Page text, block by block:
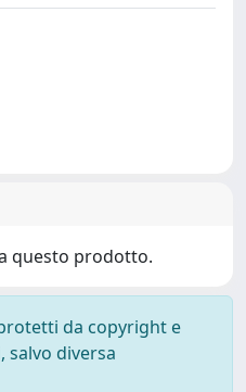
questo prodotto.
da copyright e
diversa